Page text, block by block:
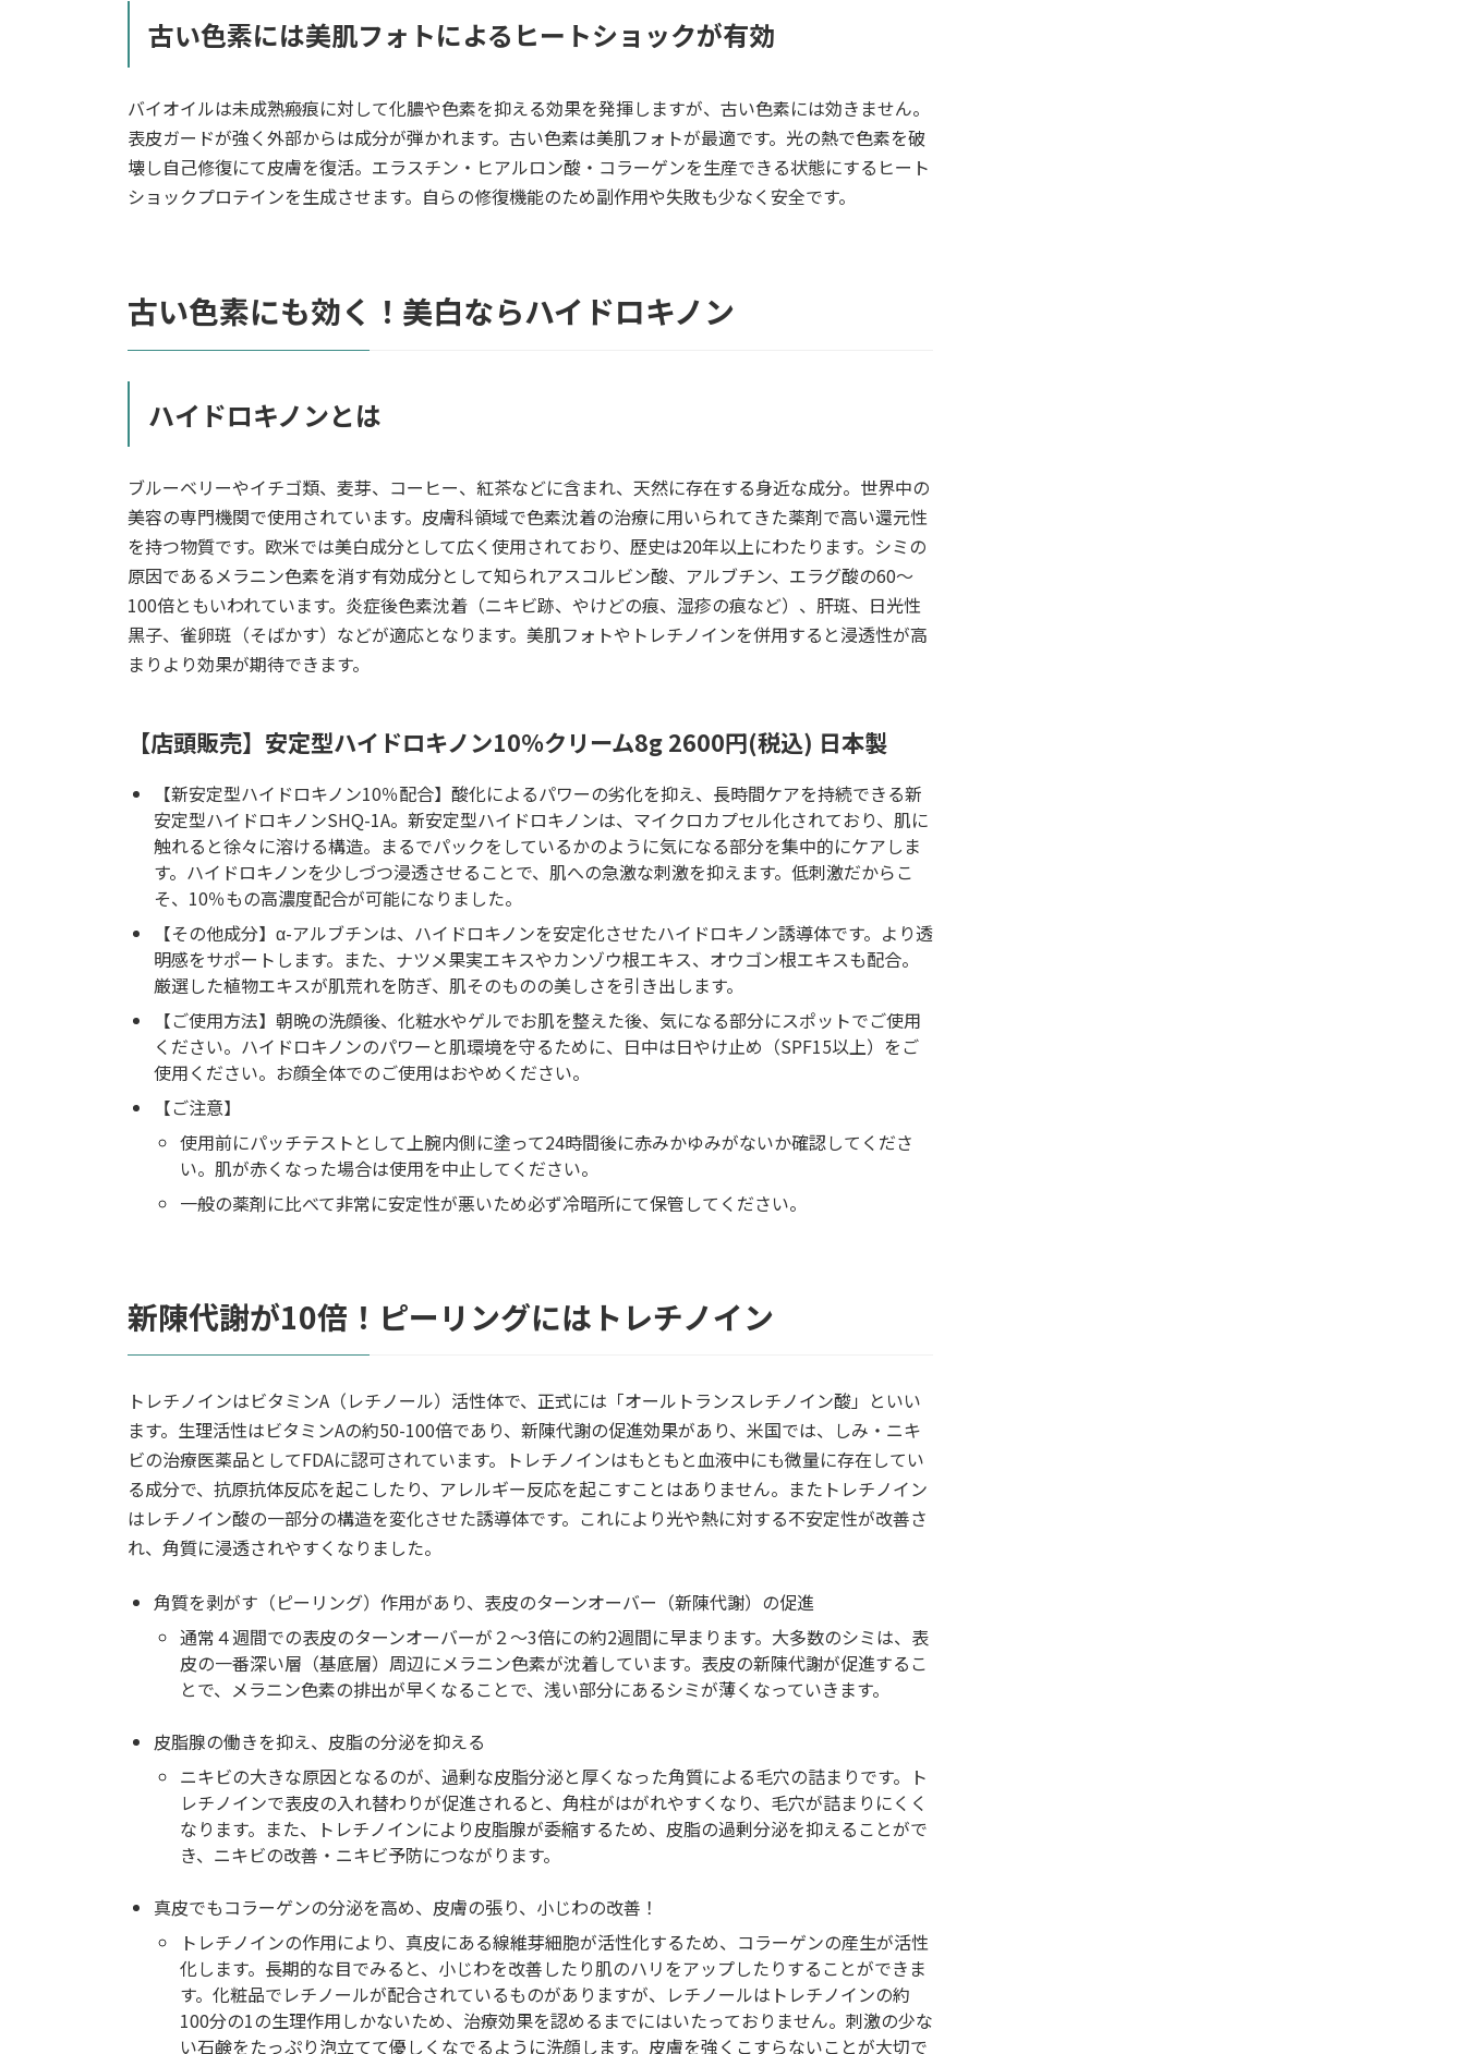
古い色素には美肌フォトによるヒートショックが有効
バイオイルは未成熟瘢痕に対して化膿や色素を抑える効果を発揮しますが、古い色素には効きません。
表皮ガードが強く外部からは成分が弾かれます。古い色素は美肌フォトが最適です。光の熱で色素を破
壊し自己修復にて皮膚を復活。エラスチン・ヒアルロン酸・コラーゲンを生産できる状態にするヒート
ショックプロテインを生成させます。自らの修復機能のため副作用や失敗も少なく安全です。
古い色素にも効く！美白ならハイドロキノン
ハイドロキノンとは
ブルーベリーやイチゴ類、麦芽、コーヒー、紅茶などに含まれ、天然に存在する身近な成分。世界中の
美容の専門機関で使用されています。皮膚科領域で色素沈着の治療に用いられてきた薬剤で高い還元性
を持つ物質です。欧米では美白成分として広く使用されており、歴史は20年以上にわたります。シミの
原因であるメラニン色素を消す有効成分として知られアスコルビン酸、アルブチン、エラグ酸の60～
100倍ともいわれています。炎症後色素沈着（ニキビ跡、やけどの痕、湿疹の痕など）、肝斑、日光性
黒子、雀卵斑（そばかす）などが適応となります。美肌フォトやトレチノインを併用すると浸透性が高
まりより効果が期待できます。
【店頭販売】安定型ハイドロキノン10％クリーム8g 2600円(税込) 日本製
【新安定型ハイドロキノン10％配合】酸化によるパワーの劣化を抑え、長時間ケアを持続できる新
安定型ハイドロキノンSHQ-1A。新安定型ハイドロキノンは、マイクロカプセル化されており、肌に
触れると徐々に溶ける構造。まるでパックをしているかのように気になる部分を集中的にケアしま
す。ハイドロキノンを少しづつ浸透させることで、肌への急激な刺激を抑えます。低刺激だからこ
そ、10％もの高濃度配合が可能になりました。
【その他成分】α-アルブチンは、ハイドロキノンを安定化させたハイドロキノン誘導体です。より透
明感をサポートします。また、ナツメ果実エキスやカンゾウ根エキス、オウゴン根エキスも配合。
厳選した植物エキスが肌荒れを防ぎ、肌そのものの美しさを引き出します。
【ご使用方法】朝晩の洗顔後、化粧水やゲルでお肌を整えた後、気になる部分にスポットでご使用
ください。ハイドロキノンのパワーと肌環境を守るために、日中は日やけ止め（SPF15以上）をご
使用ください。お顔全体でのご使用はおやめください。
【ご注意】
使用前にパッチテストとして上腕内側に塗って24時間後に赤みかゆみがないか確認してくださ
い。肌が赤くなった場合は使用を中止してください。
一般の薬剤に比べて非常に安定性が悪いため必ず冷暗所にて保管してください。
新陳代謝が10倍！ピーリングにはトレチノイン
トレチノインはビタミンA（レチノール）活性体で、正式には「オールトランスレチノイン酸」といい
ます。生理活性はビタミンAの約50-100倍であり、新陳代謝の促進効果があり、米国では、しみ・ニキ
ビの治療医薬品としてFDAに認可されています。トレチノインはもともと血液中にも微量に存在してい
る成分で、抗原抗体反応を起こしたり、アレルギー反応を起こすことはありません。またトレチノイン
はレチノイン酸の一部分の構造を変化させた誘導体です。これにより光や熱に対する不安定性が改善さ
れ、角質に浸透されやすくなりました。
角質を剥がす（ピーリング）作用があり、表皮のターンオーバー（新陳代謝）の促進
通常４週間での表皮のターンオーバーが２～3倍にの約2週間に早まります。大多数のシミは、表
皮の一番深い層（基底層）周辺にメラニン色素が沈着しています。表皮の新陳代謝が促進するこ
とで、メラニン色素の排出が早くなることで、浅い部分にあるシミが薄くなっていきます。
皮脂腺の働きを抑え、皮脂の分泌を抑える
ニキビの大きな原因となるのが、過剰な皮脂分泌と厚くなった角質による毛穴の詰まりです。ト
レチノインで表皮の入れ替わりが促進されると、角柱がはがれやすくなり、毛穴が詰まりにくく
なります。また、トレチノインにより皮脂腺が委縮するため、皮脂の過剰分泌を抑えることがで
き、ニキビの改善・ニキビ予防につながります。
真皮でもコラーゲンの分泌を高め、皮膚の張り、小じわの改善！
トレチノインの作用により、真皮にある線維芽細胞が活性化するため、コラーゲンの産生が活性
化します。長期的な目でみると、小じわを改善したり肌のハリをアップしたりすることができま
す。化粧品でレチノールが配合されているものがありますが、レチノールはトレチノインの約
100分の1の生理作用しかないため、治療効果を認めるまでにはいたっておりません。刺激の少な
い石鹸をたっぷり泡立てて優しくなでるように洗顔します。皮膚を強くこすらないことが大切で